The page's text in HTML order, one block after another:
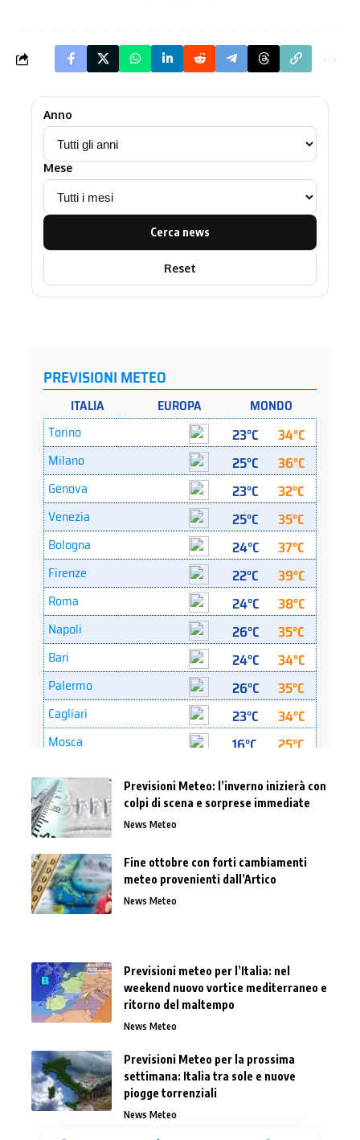
Anno
Mese
Cerca news
Reset
Previsioni Meteo: l’inverno inizierà con
colpi di scena e sorprese immediate
News Meteo
Fine ottobre con forti cambiamenti
meteo provenienti dall’Artico
News Meteo
Previsioni meteo per l’Italia: nel
weekend nuovo vortice mediterraneo e
ritorno del maltempo
News Meteo
Previsioni Meteo per la prossima
settimana: Italia tra sole e nuove
piogge torrenziali
News Meteo